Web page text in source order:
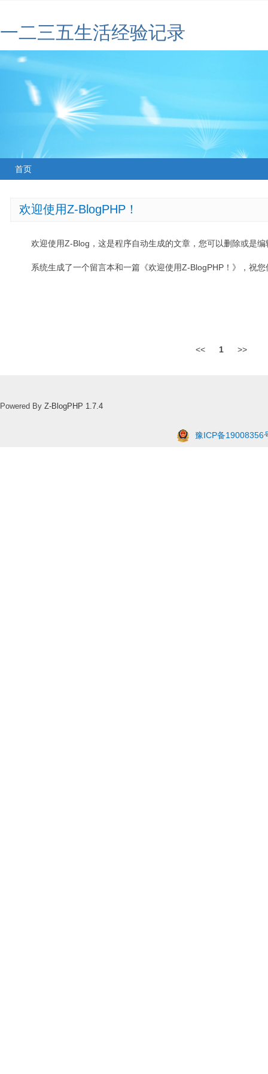
一二三五生活经验记录
首页
欢迎使用Z-BlogPHP！
欢迎使用Z-Blog，这是程序自动生成的文章，您可以删除或是编
系统生成了一个留言本和一篇《欢迎使用Z-BlogPHP！》，祝
<< 1 >>
Powered By Z-BlogPHP 1.7.4
豫ICP备19008356